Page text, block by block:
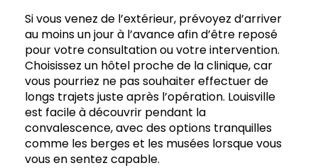
Si vous venez de l’extérieur, prévoyez d’arriver
au moins un jour à l’avance afin d’être reposé
pour votre consultation ou votre intervention.
Choisissez un hôtel proche de la clinique, car
vous pourriez ne pas souhaiter effectuer de
longs trajets juste après l’opération. Louisville
est facile à découvrir pendant la
convalescence, avec des options tranquilles
comme les berges et les musées lorsque vous
vous en sentez capable.